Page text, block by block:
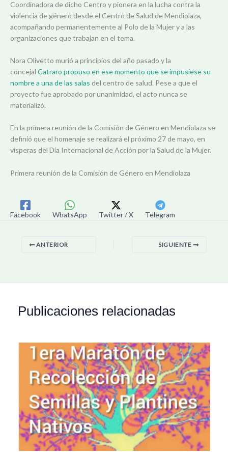
Coordinadora de dicho Centro y pionera en la lucha contra la
violencia de género desde el Centro de Salud de Mendiolaza,
acompañando permanentemente al Polo de la Mujer y a las
organizaciones que trabajan en el tema.
Nora Olivetto murió a principios del año pasado y la
concejal Catraro propuso en ese momento que se impusiese su
nombre a una de las salas del centro de salud. Pese a que el
proyecto fue aprobado por unanimidad, el acto nunca se
materializó.
En la primera reunión de la Comisión de Género en Mendiolaza se
definió que el homenaje se realizará el próximo 27 de mayo, en
vísperas del Día Internacional de Acción por la Salud de la Mujer.
Primera reunión de la Comisión de Género en Mendiolaza
Facebook WhatsApp Twitter / X Telegram
ANTERIOR SIGUIENTE
Publicaciones relacionadas